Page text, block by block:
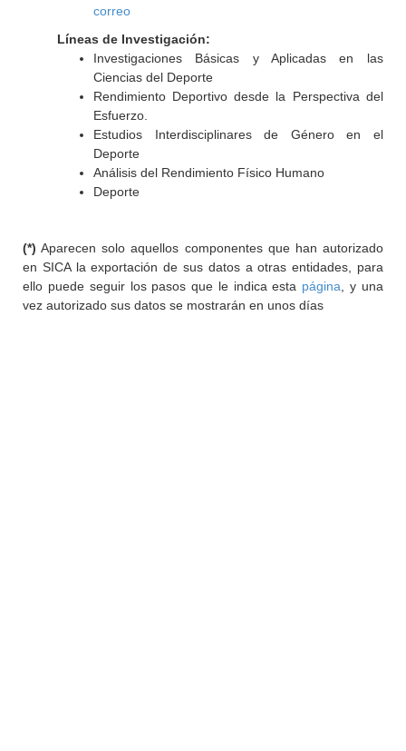
correo
Líneas de Investigación:
Investigaciones Básicas y Aplicadas en las
Ciencias del Deporte
Rendimiento Deportivo desde la Perspectiva del
Esfuerzo.
Estudios Interdisciplinares de Género en el
Deporte
Análisis del Rendimiento Físico Humano
Deporte
(*) Aparecen solo aquellos componentes que han autorizado
en SICA la exportación de sus datos a otras entidades, para
ello puede seguir los pasos que le indica esta página , y una
vez autorizado sus datos se mostrarán en unos días